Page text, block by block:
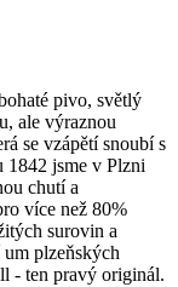
pivo, světlý
ale výraznou
se vzápětí snoubí s
1842 jsme v Plzni
chutí a
více než 80%
surovin a
plzeňských
- ten pravý originál.